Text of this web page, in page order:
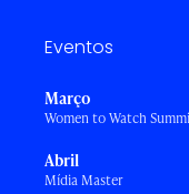
Eventos
Março
Women to Watch
Abril
Mídia Master